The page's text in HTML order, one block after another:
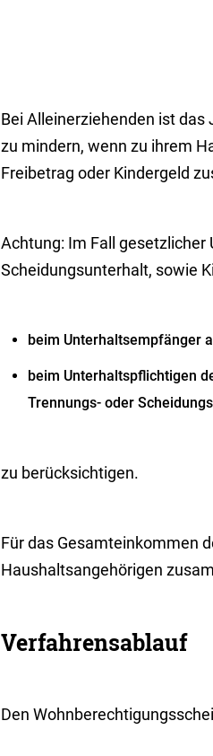
Bei Alleinerziehenden ist
zu mindern, wenn zu ihrem
Freibetrag oder Kindergeld
Achtung: Im Fall
Scheidungsunterhalt, sowie
beim Unterhaltsempfänger
beim Unterhaltspflichtigen
Trennungs- oder
zu berücksichtigen.
Für das Gesamteinkommen
Haushaltsangehörigen
Verfahrensablauf
Den